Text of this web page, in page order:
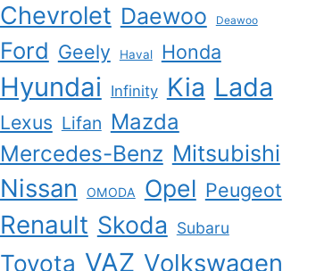
Chevrolet Daewoo Deawoo
Ford Geely Haval Honda
Hyundai Infinity Kia Lada
Lexus Lifan Mazda
Mercedes-Benz Mitsubishi
Nissan OMODA Opel Peugeot
Renault Skoda Subaru
Toyota VAZ Volkswagen